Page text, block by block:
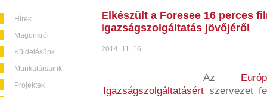
Hírek
Magunkról
Küldetésünk
Munkatársaink
Projektek
Elkészült a Foresee 16 perces
igazságszolgáltatás jövőjéről
2014. 11. 16.
Az
Igazságszolgáltatásért szervezet